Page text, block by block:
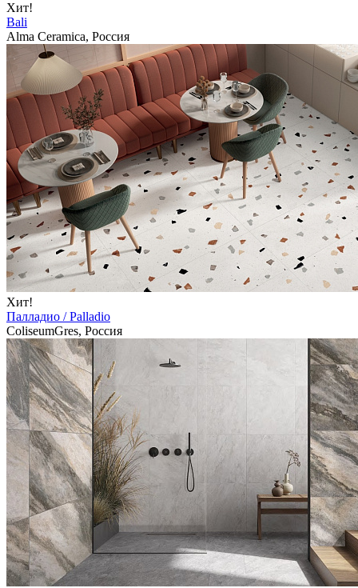
Хит!
Bali
Alma Ceramica, Россия
Хит!
Палладио / Palladio
ColiseumGres, Россия